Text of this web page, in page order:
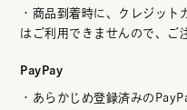
・商品到着時に、クレジット
はご利用できませんので、ご
PayPay
・あらかじめ登録済みの